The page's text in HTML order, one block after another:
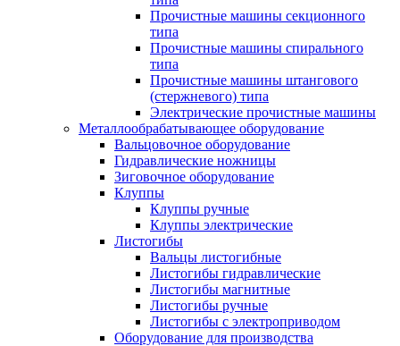
Прочистные машины секционного
типа
Прочистные машины спирального
типа
Прочистные машины штангового
(стержневого) типа
Электрические прочистные машины
Металлообрабатывающее оборудование
Вальцовочное оборудование
Гидравлические ножницы
Зиговочное оборудование
Клуппы
Клуппы ручные
Клуппы электрические
Листогибы
Вальцы листогибные
Листогибы гидравлические
Листогибы магнитные
Листогибы ручные
Листогибы с электроприводом
Оборудование для производства